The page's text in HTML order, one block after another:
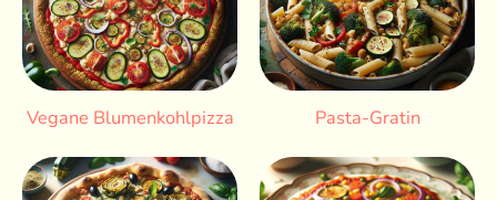
Vegane Blumenkohlpizza Pasta-Gratin